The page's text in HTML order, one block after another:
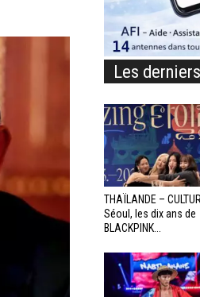
Les
THAÏLANDE –
Séoul, les dix ans de
BLACKPINK...